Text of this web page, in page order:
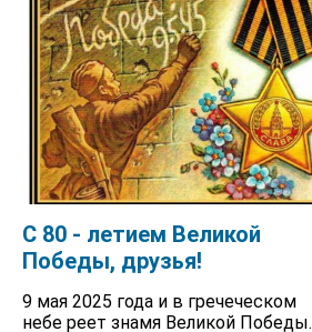
С 80 - летием Великой
Победы, друзья!
9 мая 2025 года и в гречеческом
небе реет знамя Великой Победы.